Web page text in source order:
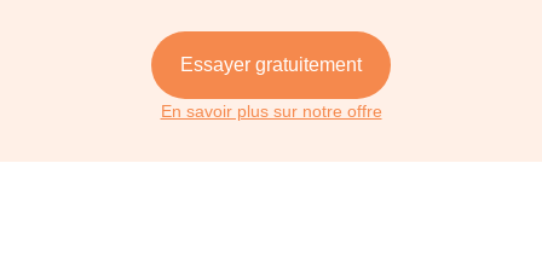
Essayer gratuitement
En savoir plus sur notre offre